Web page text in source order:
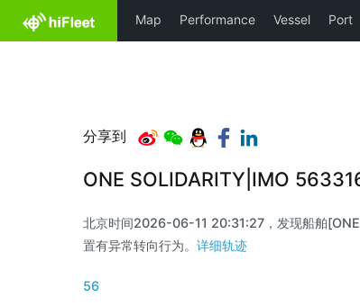
分享到
ONE SOLIDARITY|IMO
北京时间2026-06-11 20:31:27，发现船舶
置有异常转向行为。 详细轨迹
56